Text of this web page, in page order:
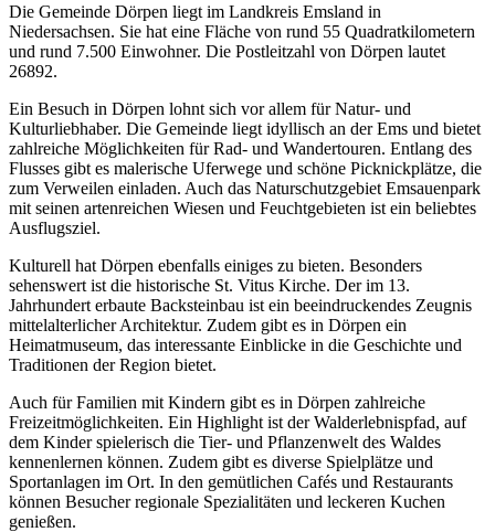
Die Gemeinde Dörpen liegt im Landkreis Emsland in
Niedersachsen. Sie hat eine Fläche von rund 55 Quadratkilometern
und rund 7.500 Einwohner. Die Postleitzahl von Dörpen lautet
26892.
Ein Besuch in Dörpen lohnt sich vor allem für Natur- und
Kulturliebhaber. Die Gemeinde liegt idyllisch an der Ems und bietet
zahlreiche Möglichkeiten für Rad- und Wandertouren. Entlang des
Flusses gibt es malerische Uferwege und schöne Picknickplätze, die
zum Verweilen einladen. Auch das Naturschutzgebiet Emsauenpark
mit seinen artenreichen Wiesen und Feuchtgebieten ist ein beliebtes
Ausflugsziel.
Kulturell hat Dörpen ebenfalls einiges zu bieten. Besonders
sehenswert ist die historische St. Vitus Kirche. Der im 13.
Jahrhundert erbaute Backsteinbau ist ein beeindruckendes Zeugnis
mittelalterlicher Architektur. Zudem gibt es in Dörpen ein
Heimatmuseum, das interessante Einblicke in die Geschichte und
Traditionen der Region bietet.
Auch für Familien mit Kindern gibt es in Dörpen zahlreiche
Freizeitmöglichkeiten. Ein Highlight ist der Walderlebnispfad, auf
dem Kinder spielerisch die Tier- und Pflanzenwelt des Waldes
kennenlernen können. Zudem gibt es diverse Spielplätze und
Sportanlagen im Ort. In den gemütlichen Cafés und Restaurants
können Besucher regionale Spezialitäten und leckeren Kuchen
genießen.